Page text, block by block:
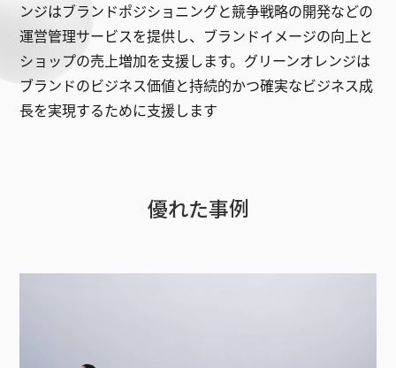
ンジはブランドポジショニングと競争戦略の開発などの
運営管理サービスを提供し、ブランドイメージの向上と
ショップの売上増加を支援します。グリーンオレンジは
ブランドのビジネス価値と持続的かつ確実なビジネス成
長を実現するために支援します
優れた事例